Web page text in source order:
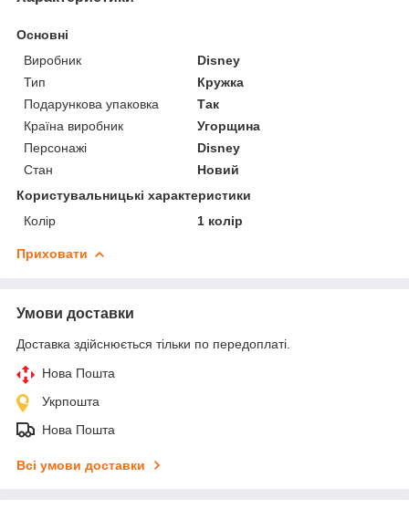
Основні
Виробник
Disney
Тип
Кружка
Подарункова упаковка
Так
Країна виробник
Угорщина
Персонажі
Disney
Стан
Новий
Користувальницькі характеристики
Колір
1 колір
Приховати
Умови доставки
Доставка здійснюється тільки по передоплаті.
Нова Пошта
Укрпошта
Нова Пошта
Всі умови доставки